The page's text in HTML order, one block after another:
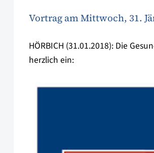
Vortrag am Mittwoch, 31.
HÖRBICH (31.01.2018): Die
herzlich ein: